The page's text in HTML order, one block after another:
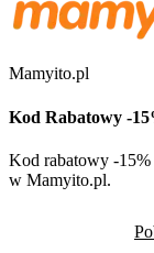
Mamyito.pl
Kod Rabatowy -
Kod rabatowy -15%
w Mamyito.pl.